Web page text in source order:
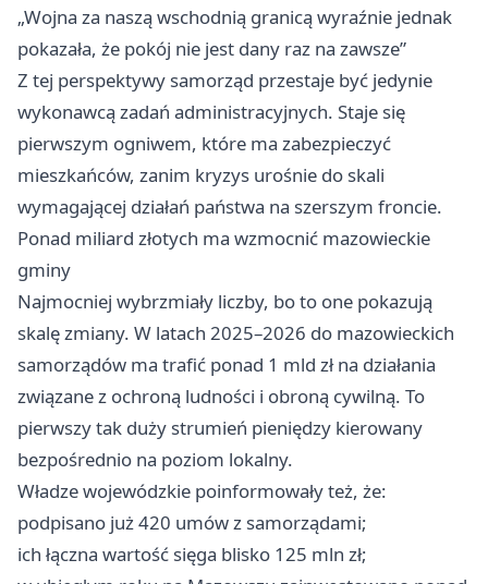
„Wojna za naszą wschodnią granicą wyraźnie jednak
pokazała, że pokój nie jest dany raz na zawsze”
Z tej perspektywy samorząd przestaje być jedynie
wykonawcą zadań administracyjnych. Staje się
pierwszym ogniwem, które ma zabezpieczyć
mieszkańców, zanim kryzys urośnie do skali
wymagającej działań państwa na szerszym froncie.
Ponad miliard złotych ma wzmocnić mazowieckie
gminy
Najmocniej wybrzmiały liczby, bo to one pokazują
skalę zmiany. W latach 2025–2026 do mazowieckich
samorządów ma trafić ponad 1 mld zł na działania
związane z ochroną ludności i obroną cywilną. To
pierwszy tak duży strumień pieniędzy kierowany
bezpośrednio na poziom lokalny.
Władze wojewódzkie poinformowały też, że:
podpisano już 420 umów z samorządami;
ich łączna wartość sięga blisko 125 mln zł;